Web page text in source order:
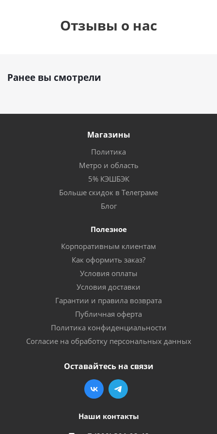
Отзывы о нас
Ранее вы смотрели
Магазины
Политика
Метро и область
5% КЭШБЭК
Больше скидок в Телеграме
Блог
Полезное
Корпоративным клиентам
Как оформить заказ?
Условия оплаты
Условия доставки
Гарантии и правила возврата
Публичная оферта
Политика конфиденциальности
Согласие на обработку персональных данных
Оставайтесь на связи
Наши контакты